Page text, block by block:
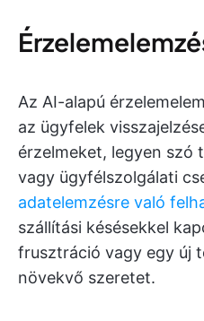
Az AI-alapú
az ügyfelek
érzelmeket, legyen szó
vagy ügyfélszolgálati
adatelemzésre való
szállítási késésekkel
frusztráció vagy egy új
növekvő szeretet.